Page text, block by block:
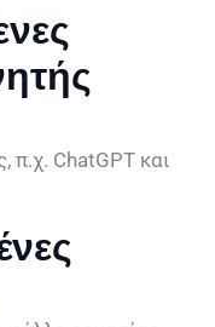
π.χ. ChatGPT και